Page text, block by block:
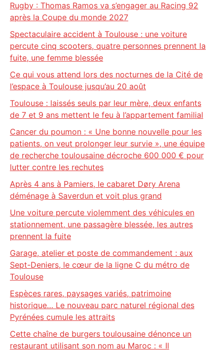
Rugby : Thomas Ramos va s’engager au Racing 92
après la Coupe du monde 2027
Spectaculaire accident à Toulouse : une voiture
percute cinq scooters, quatre personnes prennent la
fuite, une femme blessée
Ce qui vous attend lors des nocturnes de la Cité de
l’espace à Toulouse jusqu’au 20 août
Toulouse : laissés seuls par leur mère, deux enfants
de 7 et 9 ans mettent le feu à l’appartement familial
Cancer du poumon : « Une bonne nouvelle pour les
patients, on veut prolonger leur survie », une équipe
de recherche toulousaine décroche 600 000 € pour
lutter contre les rechutes
Après 4 ans à Pamiers, le cabaret Døry Arena
déménage à Saverdun et voit plus grand
Une voiture percute violemment des véhicules en
stationnement, une passagère blessée, les autres
prennent la fuite
Garage, atelier et poste de commandement : aux
Sept-Deniers, le cœur de la ligne C du métro de
Toulouse
Espèces rares, paysages variés, patrimoine
historique… Le nouveau parc naturel régional des
Pyrénées cumule les attraits
Cette chaîne de burgers toulousaine dénonce un
restaurant utilisant son nom au Maroc : « Il